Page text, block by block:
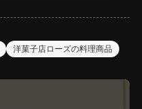
洋菓子店ローズの料理商品